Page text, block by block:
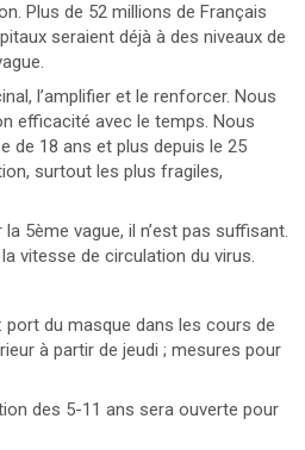
Plus de 52 millions de Français
seraient déjà à des niveaux de
l’amplifier et le renforcer. Nous
efficacité avec le temps. Nous
de 18 ans et plus depuis le 25
surtout les plus fragiles,
5ème vague, il n’est pas suffisant.
vitesse de circulation du virus.
du masque dans les cours de
à partir de jeudi ; mesures pour
des 5-11 ans sera ouverte pour